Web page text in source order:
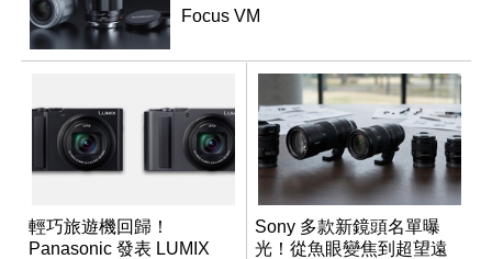
Focus VM
輕巧旅遊機回歸！
Panasonic 發表 LUMIX
Sony 多款新鏡頭名單曝
光！從魚眼變焦到超望遠